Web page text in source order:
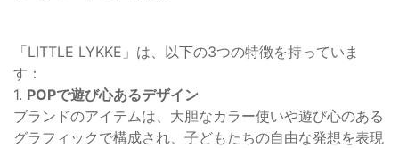
「LITTLE LYKKE」は、以下の3つの特徴を持っていま
す：
1. POPで遊び心あるデザイン
ブランドのアイテムは、大胆なカラー使いや遊び心のある
グラフィックで構成され、子どもたちの自由な発想を表現